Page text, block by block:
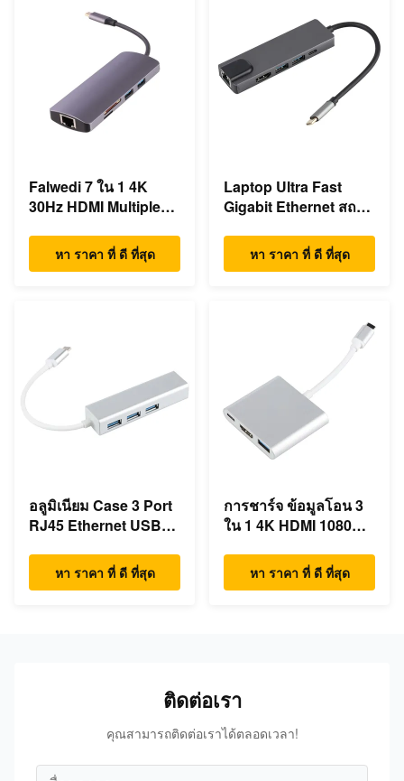
Falwedi 7 ใน 1 4K
30Hz HDMI Multiple
หา ราคา ที่ ดี ที่สุด
Laptop Ultra Fast
Gigabit Ethernet สถานี
หา ราคา ที่ ดี ที่สุด
อลูมิเนียม Case 3 Port
RJ45 Ethernet USB
หา ราคา ที่ ดี ที่สุด
การชาร์จ ข้อมูลโอน 3
ใน 1 4K HDMI 1080P
หา ราคา ที่ ดี ที่สุด
ติดต่อเรา
คุณสามารถติดต่อเราได้ตลอดเวลา!